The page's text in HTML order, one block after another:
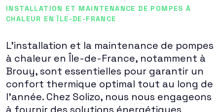
INSTALLATION ET MAINTENANCE DE POMPES À
CHALEUR EN ÎLE-DE-FRANCE
L'installation et la maintenance de pompes
à chaleur en Île-de-France, notamment à
Brouy, sont essentielles pour garantir un
confort thermique optimal tout au long de
l'année. Chez Solizo, nous nous engageons